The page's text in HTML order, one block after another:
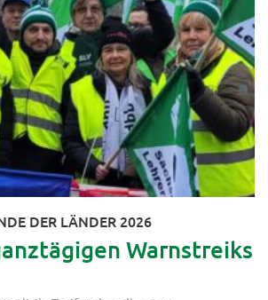
DER LÄNDER 2026
Warnstreiks